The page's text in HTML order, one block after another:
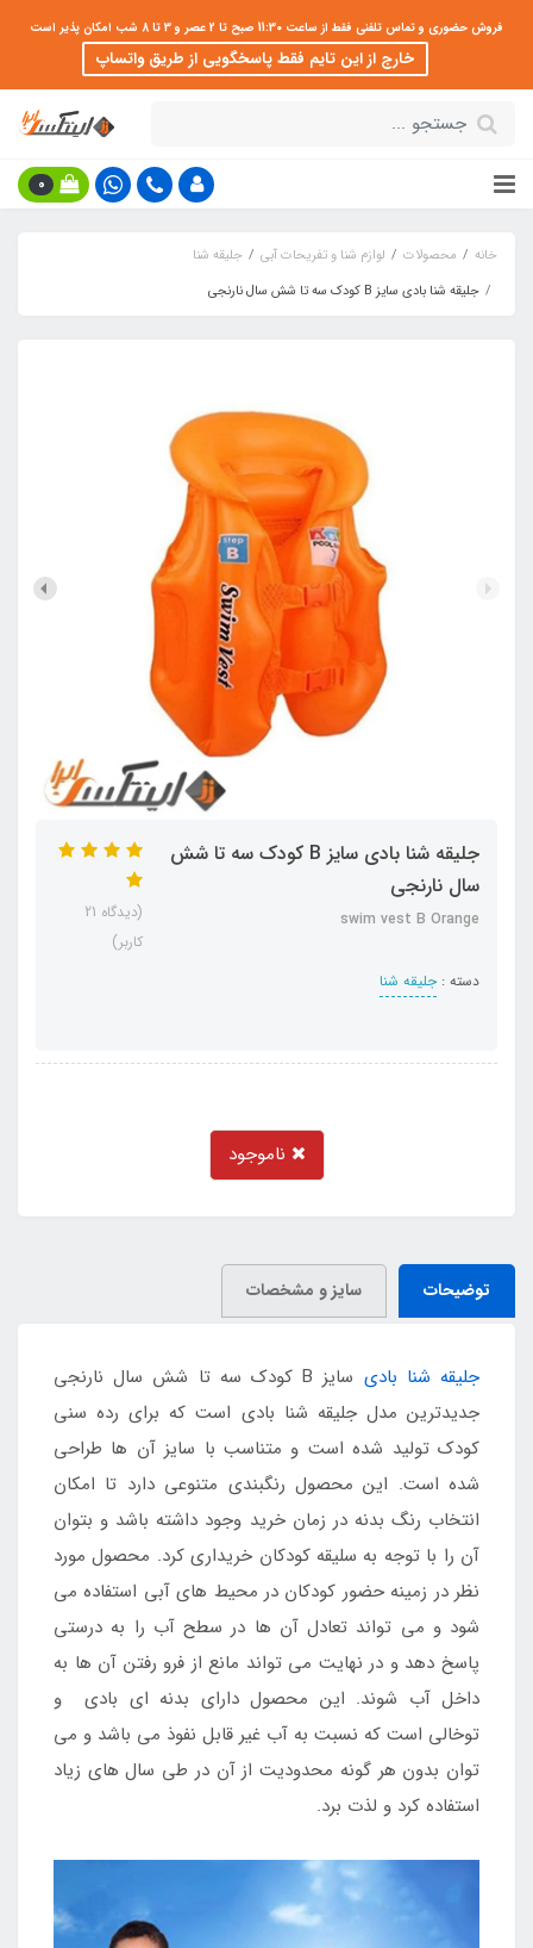
فروش حضوری و تماس تلفنی فقط از ساعت 11:30 صبح تا 2 عصر و 3 تا 8 شب امکان پذیر است
خارج از این تایم فقط پاسخگویی از طریق واتساپ
0
خانه محصولات لوازم شنا و تفریحات آبی
جلیقه شنا
جلیقه شنا بادی سایز B کودک سه تا شش سال نارنجی
جلیقه شنا بادی سایز B کودک سه تا شش
سال نارنجی
swim vest B Orange
دسته : جلیقه شنا
(دیدگاه 21
کاربر)
ناموجود
توضیحات سایز و مشخصات
جلیقه شنا بادی
سایز B کودک سه تا شش سال نارنجی
جدیدترین مدل جلیقه شنا بادی است که برای رده سنی
کودک تولید شده است و متناسب با سایز آن ها طراحی
شده است. این محصول رنگبندی متنوعی دارد تا امکان
انتخاب رنگ بدنه در زمان خرید وجود داشته باشد و بتوان
آن را با توجه به سلیقه کودکان خریداری کرد. محصول مورد
نظر در زمینه حضور کودکان در محیط های آبی استفاده می
شود و می تواند تعادل آن ها در سطح آب را به درستی
پاسخ دهد و در نهایت می تواند مانع از فرو رفتن آن ها به
داخل آب شوند. این محصول دارای بدنه ای بادی و
توخالی است که نسبت به آب غیر قابل نفوذ می باشد و می
توان بدون هر گونه محدودیت از آن در طی سال های زیاد
استفاده کرد و لذت برد.